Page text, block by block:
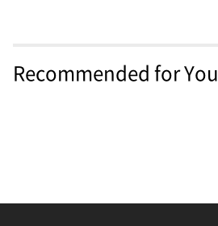
Recommended for You